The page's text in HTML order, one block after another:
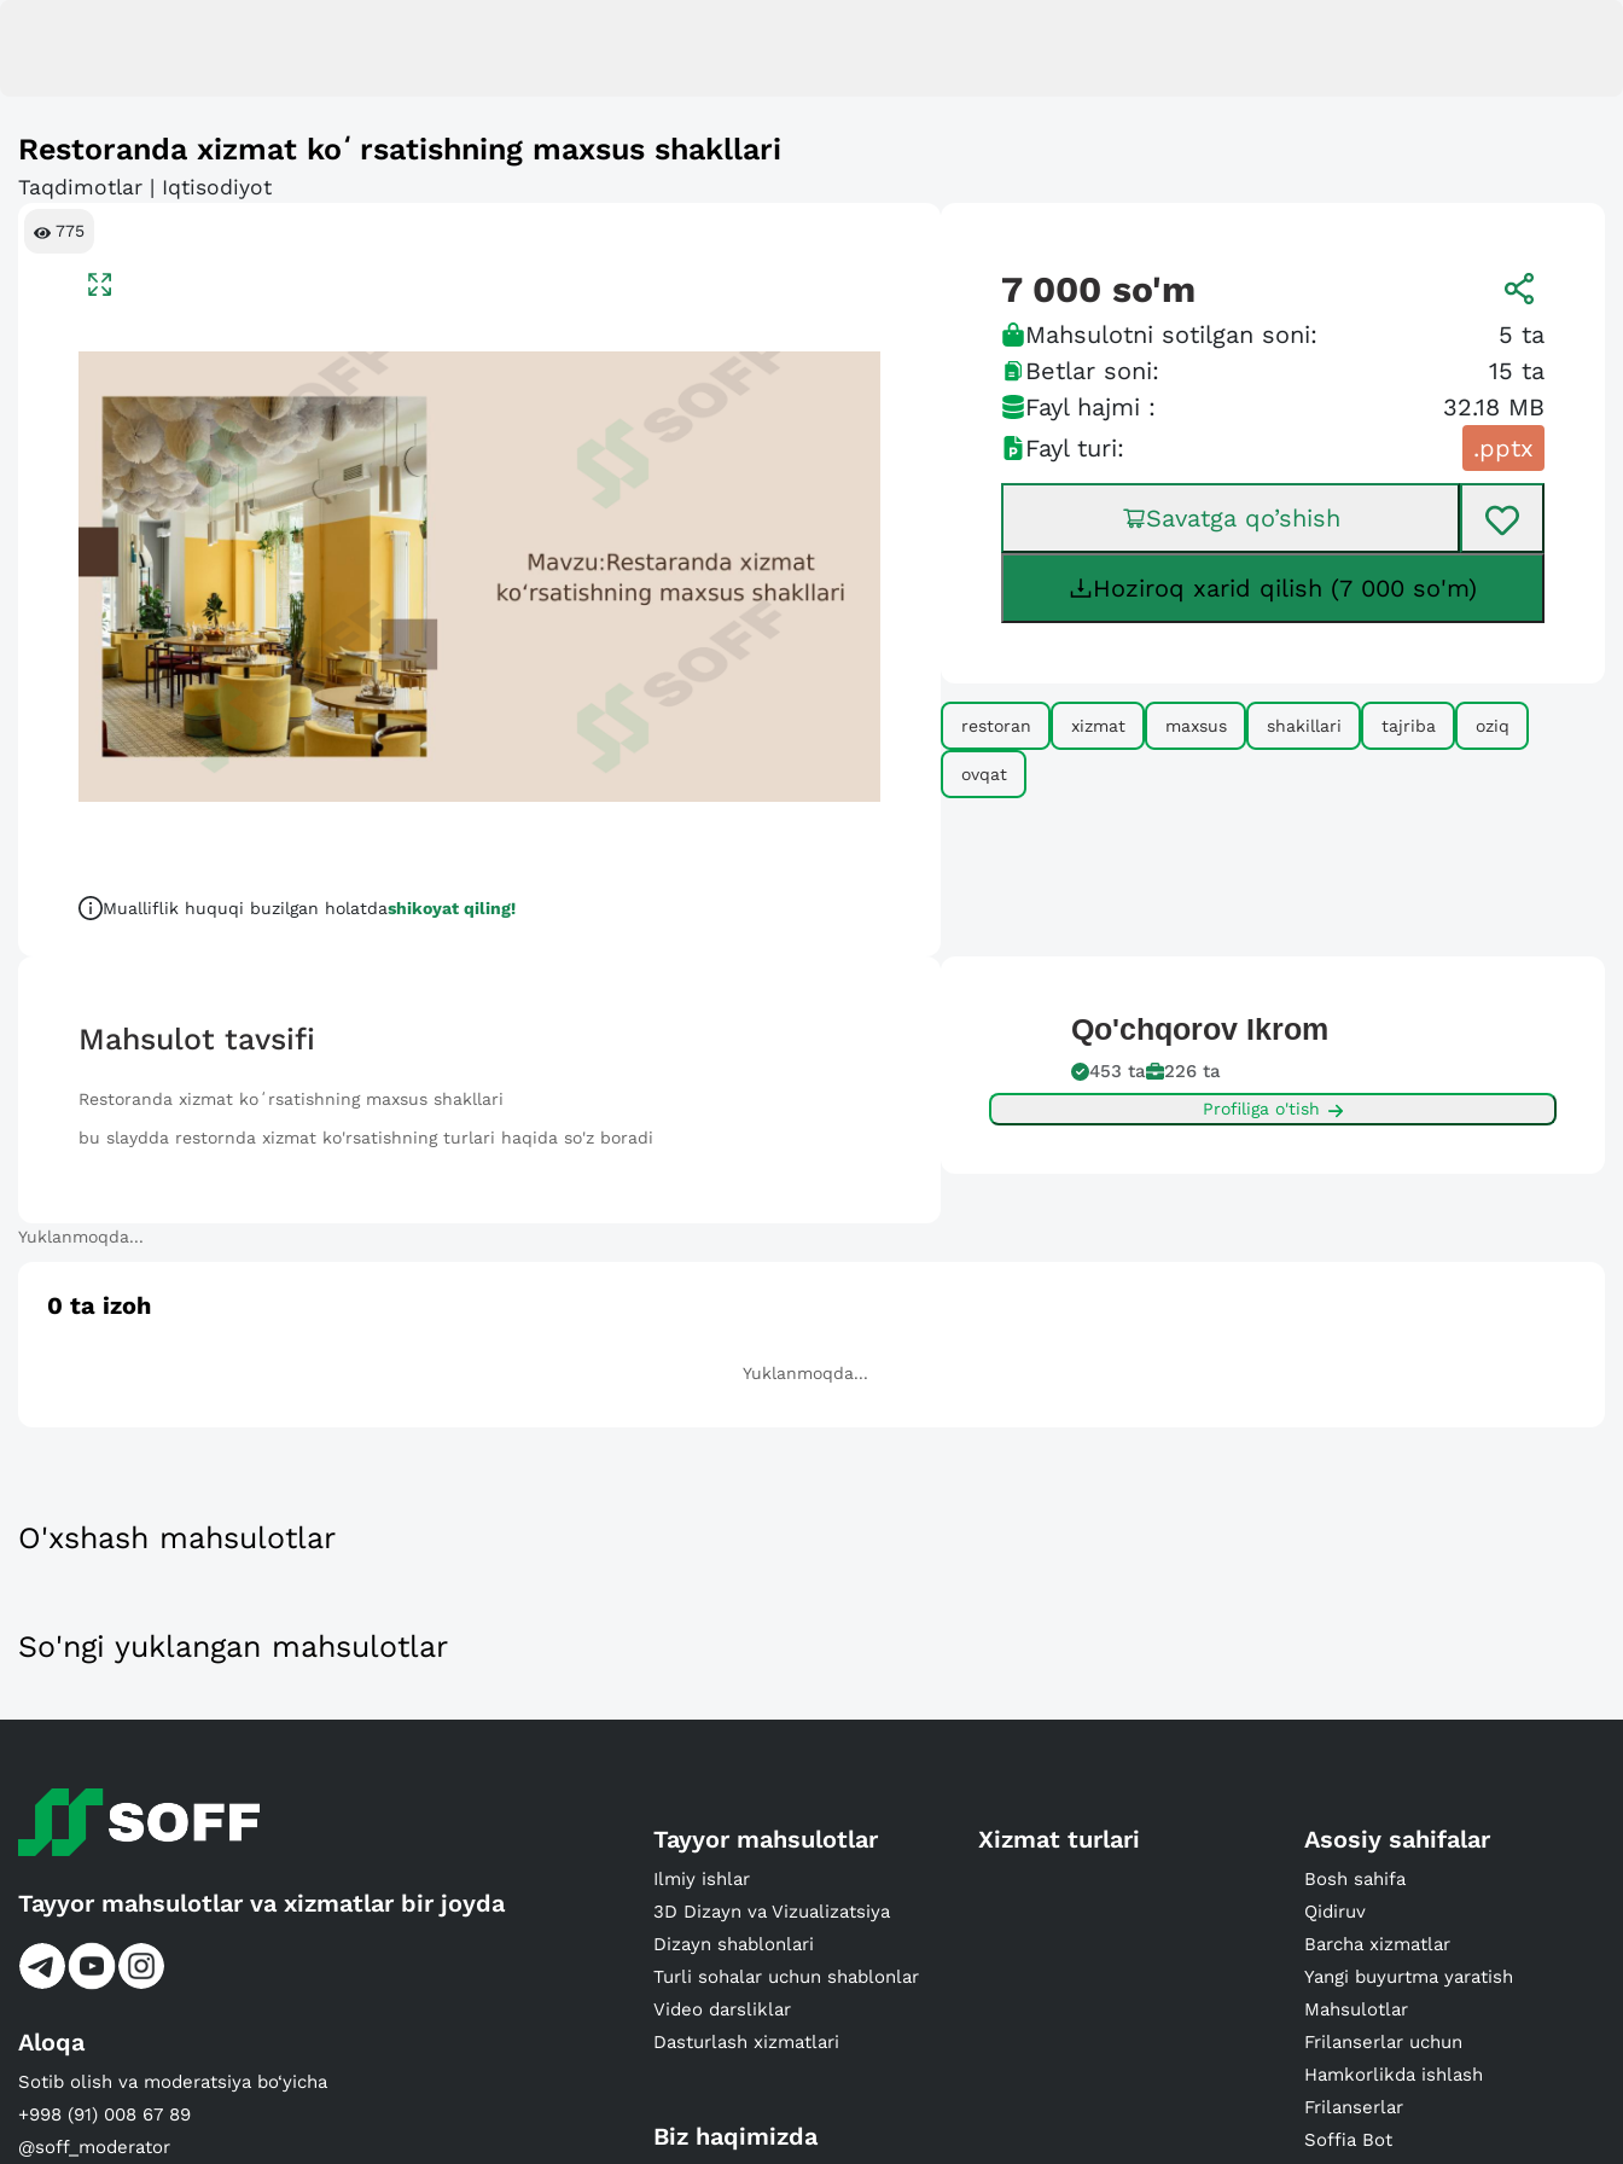
Restoranda xizmat koʻrsatishning maxsus shakllari
Taqdimotlar | Iqtisodiyot
775
Mualliflik huquqi buzilgan holatdashikoyat qiling!
7 000 so'm
Mahsulotni sotilgan soni: 5 ta
Betlar soni:
15 ta
Fayl hajmi :
32.18 MB
Fayl turi:
.pptx
Savatga qo’shish
Hoziroq xarid qilish (7 000 so'm)
restoran xizmat maxsus shakillari tajriba oziq
ovqat
Mahsulot tavsifi
Restoranda xizmat koʻrsatishning maxsus shakllari
bu slaydda restornda xizmat ko'rsatishning turlari haqida so'z boradi
Qo'chqorov Ikrom
453 ta 226 ta
Profiliga o'tish
Yuklanmoqda...
0 ta izoh
Yuklanmoqda...
O'xshash mahsulotlar
So'ngi yuklangan mahsulotlar
Tayyor mahsulotlar va xizmatlar bir joyda
Aloqa
Sotib olish va moderatsiya bo‘yicha
+998 (91) 008 67 89
@soff_moderator
Tayyor mahsulotlar
Ilmiy ishlar
3D Dizayn va Vizualizatsiya
Dizayn shablonlari
Turli sohalar uchun shablonlar
Video darsliklar
Dasturlash xizmatlari
Xizmat turlari Asosiy sahifalar
Bosh sahifa
Qidiruv
Barcha xizmatlar
Yangi buyurtma yaratish
Mahsulotlar
Frilanserlar uchun
Hamkorlikda ishlash
Frilanserlar
Soffia Bot
Biz haqimizda